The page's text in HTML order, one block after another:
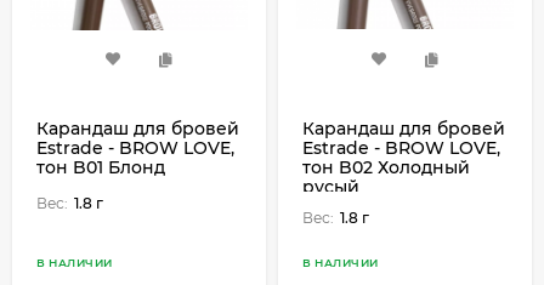
Карандаш для бровей
Estrade - BROW LOVE,
тон B01 Блонд
Вес: 1.8 г
В НАЛИЧИИ
Карандаш для бровей
Estrade - BROW LOVE,
тон B02 Холодный
русый
Вес: 1.8 г
В НАЛИЧИИ